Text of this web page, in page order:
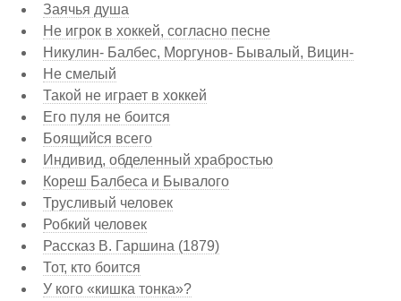
Заячья душа
Не игрок в хоккей, согласно песне
Никулин- Балбес, Моргунов- Бывалый, Вицин-
Не смелый
Такой не играет в хоккей
Его пуля не боится
Боящийся всего
Индивид, обделенный храбростью
Кореш Балбеса и Бывалого
Трусливый человек
Робкий человек
Рассказ В. Гаршина (1879)
Тот, кто боится
У кого «кишка тонка»?